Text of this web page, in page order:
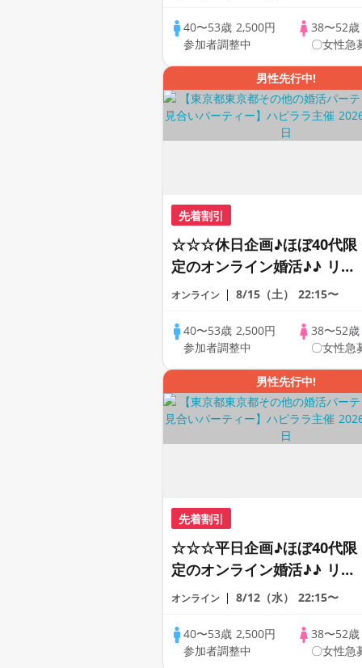
の方が対象☆ 司会進行あり
♪♪ THE 42s ONLINE
PARTY!!
40〜53歳 2,500円
参加者調整中
38〜52歳
〇女性急
男性先行中!
先着割引
☆☆☆休日企画♪ほぼ40代限
定のオンライン婚活♪♪ リモ
ートの出会い応援♪♪ おうち
の方が対象☆ 司会進行あり
♪♪ THE 42s ONLINE
PARTY!!
オンライン 8/15（土） 22:15〜
40〜53歳 2,500円
参加者調整中
38〜52歳
〇女性急
男性先行中!
先着割引
☆☆☆平日企画♪ほぼ40代限
定のオンライン婚活♪♪ リモ
ートの出会い応援♪♪ おうち
の方が対象☆ 司会進行あり
♪♪ THE 41s ONLINE
オンライン 8/12（水） 22:15〜
40〜53歳 2,500円
参加者調整中
38〜52歳
〇女性急